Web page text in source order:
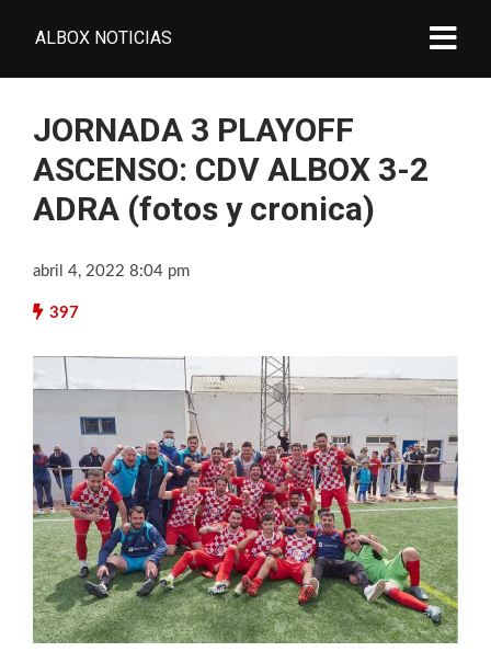
ALBOX NOTICIAS
JORNADA 3 PLAYOFF
ASCENSO: CDV ALBOX 3-2
ADRA (fotos y cronica)
abril 4, 2022 8:04 pm
397